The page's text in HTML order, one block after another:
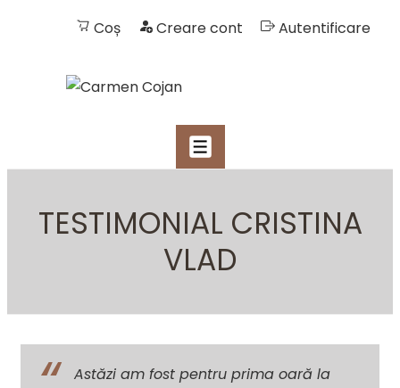
Coș Creare cont Autentificare
NAVIGARE
PRIMARĂ
MENIU
TESTIMONIAL CRISTINA
VLAD
Astăzi am fost pentru prima oară la